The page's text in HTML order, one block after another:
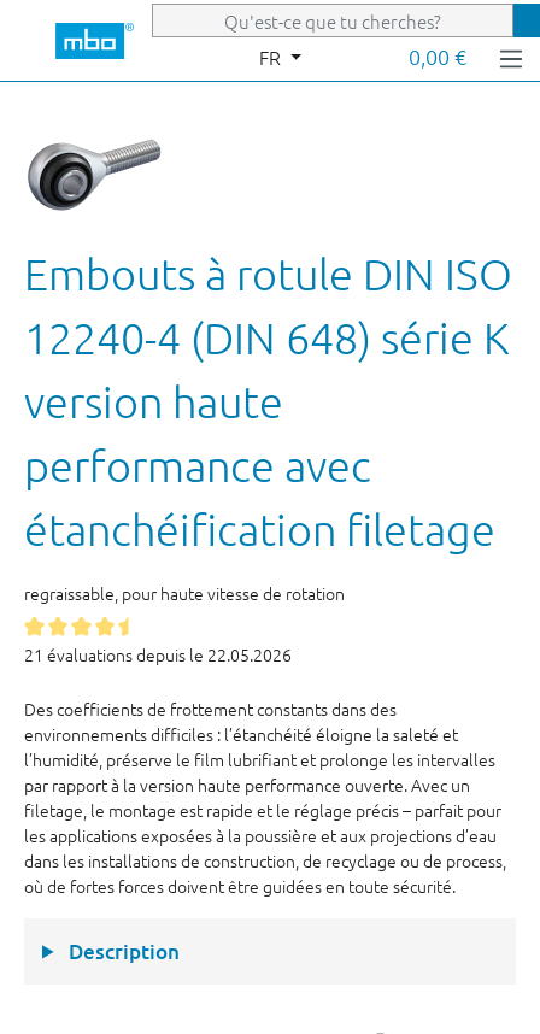
Passer au contenu principal
FR 0,00 €
Embouts à rotule DIN ISO
12240-4 (DIN 648) série K
version haute
performance avec
étanchéification filetage
regraissable, pour haute vitesse de rotation
21 évaluations depuis le 22.05.2026
Des coefficients de frottement constants dans des
environnements difficiles : l’étanchéité éloigne la saleté et
l’humidité, préserve le film lubrifiant et prolonge les intervalles
par rapport à la version haute performance ouverte. Avec un
filetage, le montage est rapide et le réglage précis – parfait pour
les applications exposées à la poussière et aux projections d’eau
dans les installations de construction, de recyclage ou de process,
où de fortes forces doivent être guidées en toute sécurité.
Description